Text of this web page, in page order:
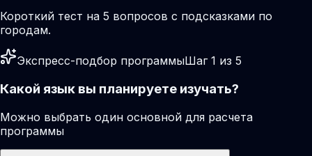
Короткий тест на 5 вопросов с подсказками по
городам.
Экспресс-подбор программыШаг 1 из 5
Какой язык вы планируете изучать?
Можно выбрать один основной для расчета
программы